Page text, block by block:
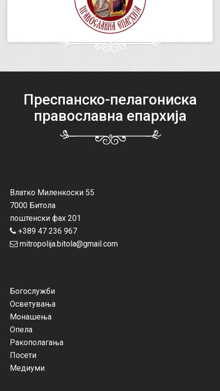
Преспанско-пелагониска
православна епархија
Влатко Миленкоски 55
7000 Битола
поштенски фах 201
+389 47 236 967
mitropolija.bitola@gmail.com
Богослужби
Осветувања
Монашења
Опела
Ракополагања
Посети
Медиуми